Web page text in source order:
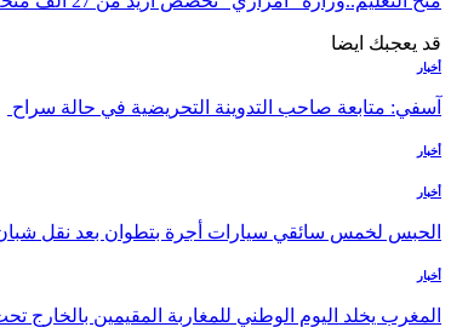
قد يعجبك ايضا
أخبار
آسفي: متابعة صاحب التدوينة التحريضية في حالة سراح
أخبار
أخبار
الحبس لخمس سائقي سيارات أجرة بتطوان بعد نقل
أخبار
المغرب يخلد اليوم الوطني للمغاربة المقيمين بالخارج